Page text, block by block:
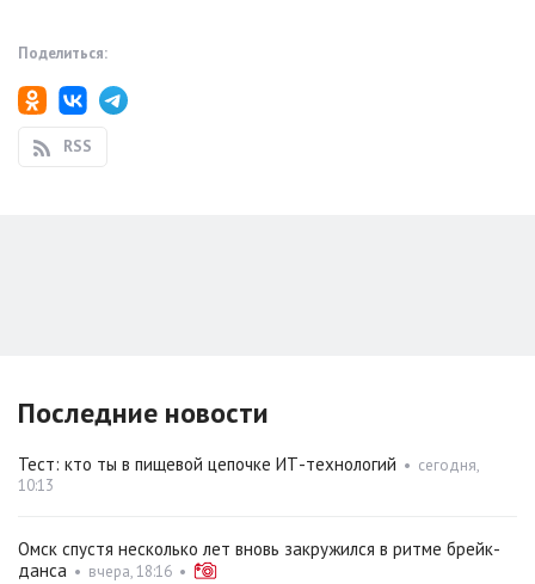
Поделиться:
RSS
Последние новости
Тест: кто ты в пищевой цепочке ИТ-технологий • сегодня,
10:13
Омск спустя несколько лет вновь закружился в ритме брейк-
данса • вчера, 18:16 •